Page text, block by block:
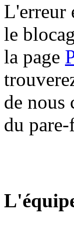
L'erreur
le
la page
de nous
du pare-